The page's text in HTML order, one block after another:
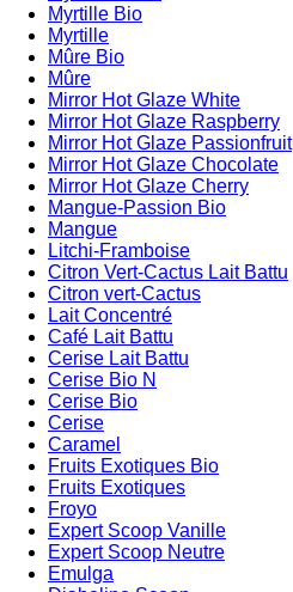
Myrtille Bio
Myrtille
Mûre Bio
Mûre
Mirror Hot Glaze White
Mirror Hot Glaze Raspberry
Mirror Hot Glaze Passionfruit
Mirror Hot Glaze Chocolate
Mirror Hot Glaze Cherry
Mangue-Passion Bio
Mangue
Litchi-Framboise
Citron Vert-Cactus Lait Battu
Citron vert-Cactus
Lait Concentré
Café Lait Battu
Cerise Lait Battu
Cerise Bio N
Cerise Bio
Cerise
Caramel
Fruits Exotiques Bio
Fruits Exotiques
Froyo
Expert Scoop Vanille
Expert Scoop Neutre
Emulga